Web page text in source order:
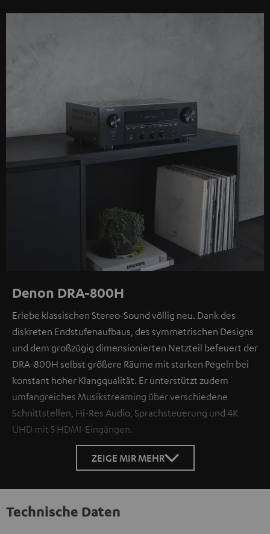
Denon DRA-800H
Erlebe klassischen Stereo-Sound völlig neu. Dank des
diskreten Endstufenaufbaus, des symmetrischen Designs
und dem großzügig dimensionierten Netzteil befeuert der
DRA-800H selbst größere Räume mit starken Pegeln bei
konstant hoher Klangqualität. Er unterstützt zudem
umfangreiches Musikstreaming über verschiedene
Schnittstellen, Hi-Res Audio, Sprachsteuerung und 4K
UHD mit 5 HDMI-Eingängen.
ZEIGE MIR MEHR
Technische Daten